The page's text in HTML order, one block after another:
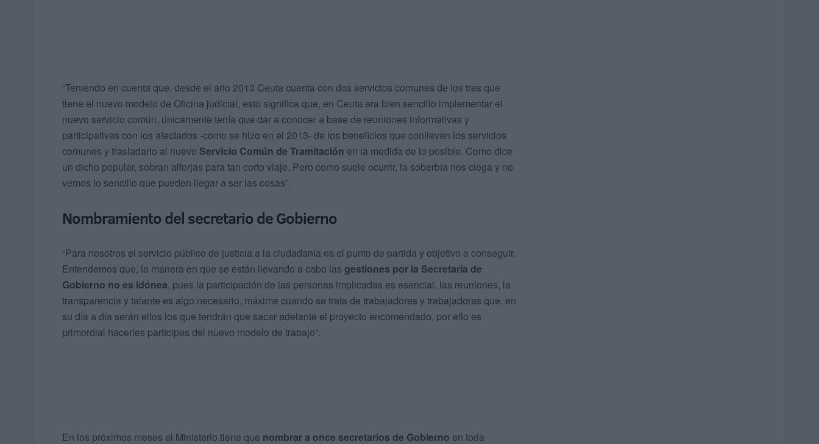
“Teniendo en cuenta que, desde el año 2013 Ceuta cuenta con dos servicios comunes de los tres que
tiene el nuevo modelo de Oficina judicial, esto significa que, en Ceuta era bien sencillo implementar el
nuevo servicio común, únicamente tenía que dar a conocer a base de reuniones informativas y
participativas con los afectados -como se hizo en el 2013- de los beneficios que conllevan los servicios
comunes y trasladarlo al nuevo Servicio Común de Tramitación en la medida de lo posible. Como dice
un dicho popular, sobran alforjas para tan corto viaje. Pero como suele ocurrir, la soberbia nos ciega y no
vemos lo sencillo que pueden llegar a ser las cosas”.
Nombramiento del secretario de Gobierno
“Para nosotros el servicio público de justicia a la ciudadanía es el punto de partida y objetivo a conseguir.
Entendemos que, la manera en que se están llevando a cabo las gestiones por la Secretaría de
Gobierno no es idónea, pues la participación de las personas implicadas es esencial, las reuniones, la
transparencia y talante es algo necesario, máxime cuando se trata de trabajadores y trabajadoras que, en
su día a día serán ellos los que tendrán que sacar adelante el proyecto encomendado, por ello es
primordial hacerles partícipes del nuevo modelo de trabajo”.
En los próximos meses el Ministerio tiene que nombrar a once secretarios de Gobierno en toda